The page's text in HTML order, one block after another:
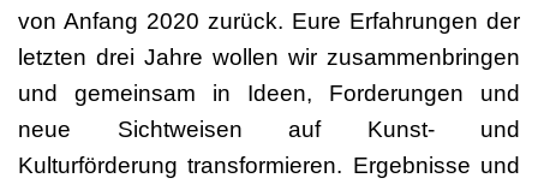
von Anfang 2020 zurück. Eure Erfahrungen der
letzten drei Jahre wollen wir zusammenbringen
und gemeinsam in Ideen, Forderungen und
neue Sichtweisen auf Kunst- und
Kulturförderung transformieren. Ergebnisse und